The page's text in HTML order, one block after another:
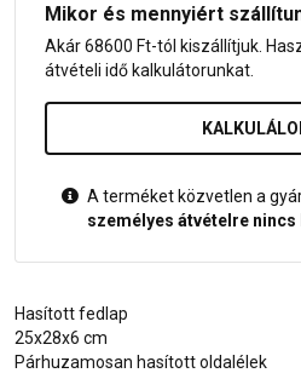
Mikor és mennyiért
Akár 68600 Ft-tól kiszállítjuk.
átvételi idő kalkulátorunkat.
A terméket közvetlen a
személyes átvételre nincs
Hasított fedlap
25x28x6 cm
Párhuzamosan hasított oldalélek